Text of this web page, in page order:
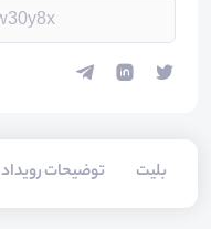
بلیت‌ توضیحات رویداد